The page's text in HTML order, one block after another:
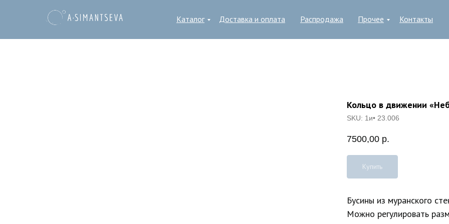
Каталог Контакты
Доставка и оплата Прочее
Распродажа
Кольцо в движении
SKU: 1и• 23.006
7500,00 р.
Купить
Бусины из муранского
Можно регулировать